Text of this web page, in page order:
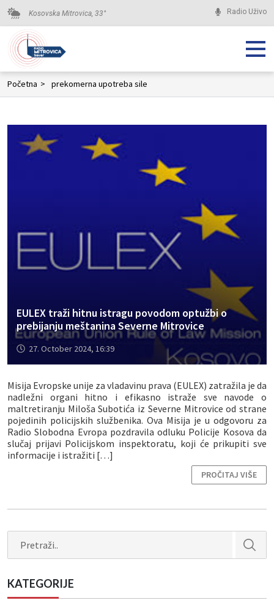
Kosovska Mitrovica, 33° Radio Uživo
Početna > prekomerna upotreba sile
EULEX traži hitnu istragu povodom optužbi o
prebijanju meštanina Severne Mitrovice
27. October 2024, 16:39
Misija Evropske unije za vladavinu prava (EULEX) zatražila je da
nadležni organi hitno i efikasno istraže sve navode o
maltretiranju Miloša Subotića iz Severne Mitrovice od strane
pojedinih policijskih službenika. Ova Misija je u odgovoru za
Radio Slobodna Evropa pozdravila odluku Policije Kosova da
slučaj prijavi Policijskom inspektoratu, koji će prikupiti sve
informacije i istražiti […]
PROČITAJ VIŠE
KATEGORIJE